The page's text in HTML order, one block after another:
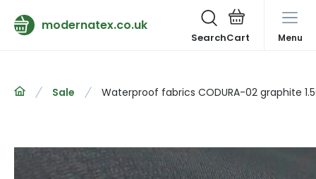
modernatex.co.uk
Search Menu
Sale Waterproof fabrics CODURA-02 graphite